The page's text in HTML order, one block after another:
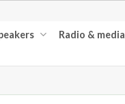
Radio & media